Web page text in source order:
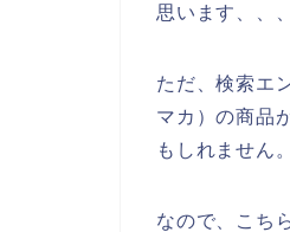
思います、、、
ただ、検索エ
マカ）の商品
もしれません。
なので、こち